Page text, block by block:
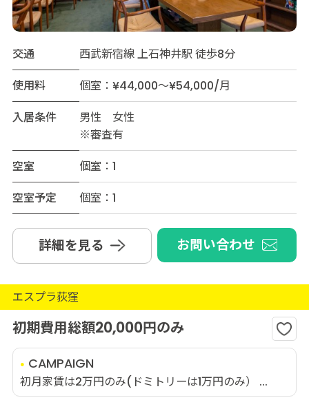
交通
西武新宿線 上石神井駅 徒歩8分
使用料
個室：¥44,000～¥54,000/月
入居条件
男性 女性
※審査有
空室
個室：1
空室予定
個室：1
詳細を見る お問い合わせ
エスプラ荻窪
初期費用総額20,000円のみ
CAMPAIGN
初月家賃は2万円のみ(ドミトリーは1万円のみ） ...